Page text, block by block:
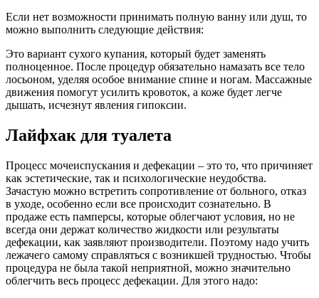
Если нет возможности принимать полную ванну или душ, то
можно выполнить следующие действия:
Это вариант сухого купания, который будет заменять
полноценное. После процедур обязательно намазать все тело
лосьоном, уделяя особое внимание спине и ногам. Массажные
движения помогут усилить кровоток, а коже будет легче
дышать, исчезнут явления гипоксии.
Лайфхак для туалета
Процесс мочеиспускания и дефекации – это то, что причиняет
как эстетические, так и психологические неудобства.
Зачастую можно встретить сопротивление от больного, отказ
в уходе, особенно если все происходит сознательно. В
продаже есть памперсы, которые облегчают условия, но не
всегда они держат количество жидкости или результаты
дефекации, как заявляют производители. Поэтому надо учить
лежачего самому справляться с возникшей трудностью. Чтобы
процедура не была такой неприятной, можно значительно
облегчить весь процесс дефекации. Для этого надо: